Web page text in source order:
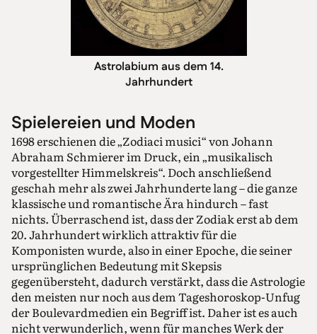
Astrolabium aus dem 14.
Jahrhundert
Spielereien und Moden
1698 erschienen die „Zodiaci musici“ von Johann
Abraham Schmierer im Druck, ein „musikalisch
vorgestellter Himmelskreis“. Doch anschließend
geschah mehr als zwei Jahrhunderte lang – die ganze
klassische und romantische Ära hindurch – fast
nichts. Überraschend ist, dass der Zodiak erst ab dem
20. Jahrhundert wirklich attraktiv für die
Komponisten wurde, also in einer Epoche, die seiner
ursprünglichen Bedeutung mit Skepsis
gegenübersteht, dadurch verstärkt, dass die Astrologie
den meisten nur noch aus dem Tageshoroskop-Unfug
der Boulevardmedien ein Begriff ist. Daher ist es auch
nicht verwunderlich, wenn für manches Werk der